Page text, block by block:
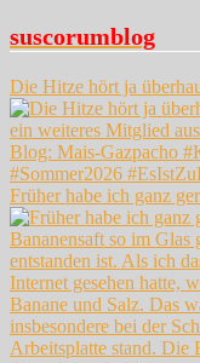
suscorumblog
Die Hitze hört ja
Früher habe ich ganz